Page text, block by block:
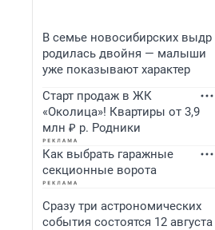
В семье новосибирских выдр
родилась двойня — малыши
уже показывают характер
Старт продаж в ЖК
«Околица»! Квартиры от 3,9
млн ₽ р. Родники
Как выбрать гаражные
секционные ворота
Сразу три астрономических
события состоятся 12 августа